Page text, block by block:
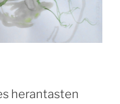
herantasten